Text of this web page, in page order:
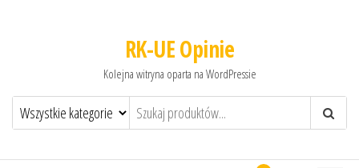
RK-UE Opinie
Kolejna witryna oparta na WordPressie